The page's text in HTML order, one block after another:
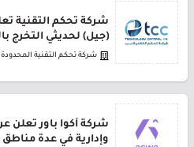
شركة تحكم التقنية
(جيل) لحديثي التخرج
شركة تحكم التقنية المحدودة
شركة أكوا باور تعلن
وإدارية في عدة مناطق